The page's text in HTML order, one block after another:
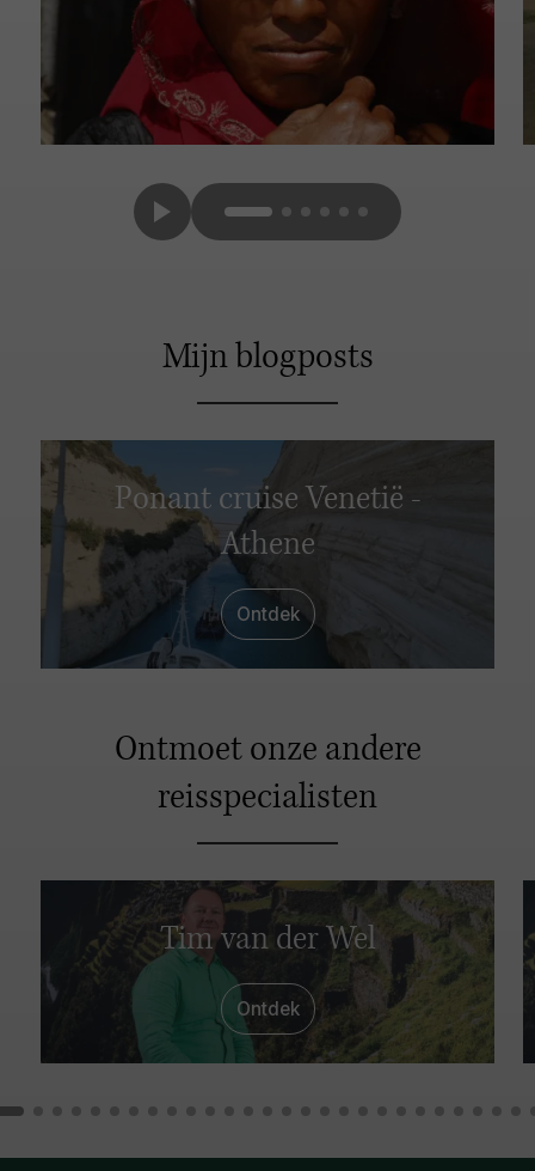
Mijn blogposts
Ponant cruise Venetië -
Athene
Ontdek
Ontmoet onze andere
reisspecialisten
Tim van der Wel
Ontdek